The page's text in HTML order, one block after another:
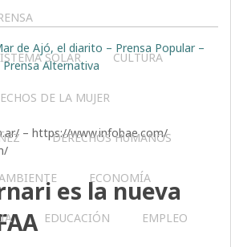
SOLAR CULTURA
DE LA MUJER
DERECHOS HUMANOS
ECONOMÍA
EDUCACIÓN EMPLEO
de Ajó, el diarito – Prensa Popular –
Prensa Alternativa
– https://www.infobae.com/
es la nueva